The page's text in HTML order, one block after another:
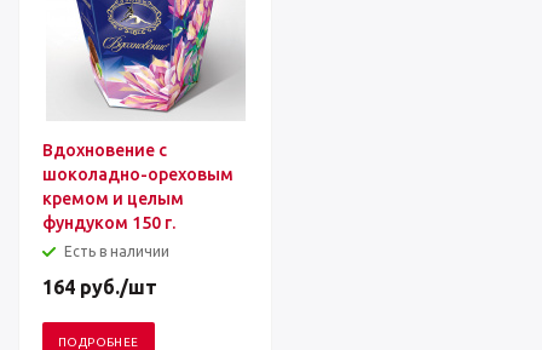
Вдохновение с
шоколадно-ореховым
кремом и целым
фундуком 150 г.
Есть в наличии
164 руб./шт
ПОДРОБНЕЕ